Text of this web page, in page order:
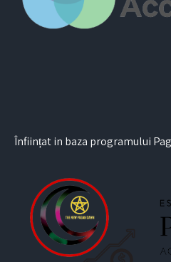
Înființat in baza programului